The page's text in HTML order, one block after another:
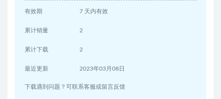
有效期 7 天内有效
累计销量 2
累计下载 2
最近更新 2023年03月08日
下载遇到问题？可联系客服或留言反馈